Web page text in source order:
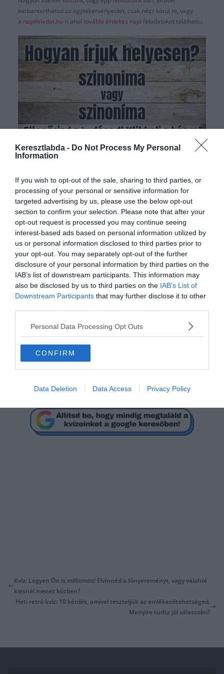
Keresztlabda - Do Not Process My Personal
Information
If you wish to opt-out of the sale, sharing to third parties, or
processing of your personal or sensitive information for
targeted advertising by us, please use the below opt-out
section to confirm your selection. Please note that after your
opt-out request is processed you may continue seeing
interest-based ads based on personal information utilized by
us or personal information disclosed to third parties prior to
your opt-out. You may separately opt-out of the further
disclosure of your personal information by third parties on the
IAB’s list of downstream participants. This information may
also be disclosed by us to third parties on the IAB’s List of
Downstream Participants that may further disclose it to other
Personal Data Processing Opt Outs
CONFIRM
Data Deletion Data Access Privacy Policy
karbantarthatod az agytekervényeidet, csak nézz körül itt, vagy
a napifeladat.hu-n ahol további érdekes napi feladatokat találhatsz.
Hirdetés
Tudod hogyan írjuk
helyesen?
szinoníma
szinonima
Kvíz: Legyen Ön is milliomos! Elvinnéd a főnyereményt, vagy valahol
kiesnél menet közben?
Heti retró kvíz: 10 kérdés, amivel teszteljük az emlékezőtehetséged.
Menyire tudsz jól válaszolni?